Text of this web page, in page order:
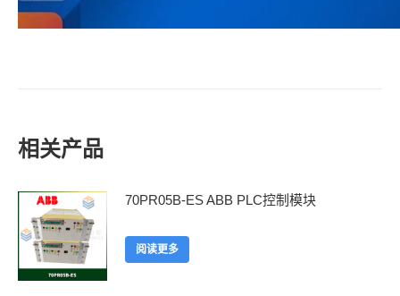
相关产品
70PR05B-ES ABB PLC控制模块
阅读更多